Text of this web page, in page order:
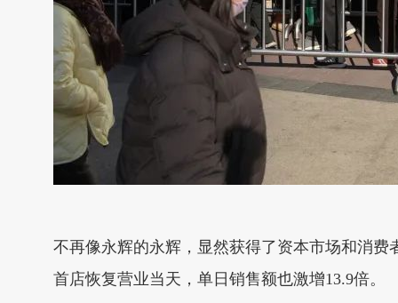
不再像永辉的永辉，显然获得了资本市场和消费
首店恢复营业当天，单日销售额也激增13.9倍。